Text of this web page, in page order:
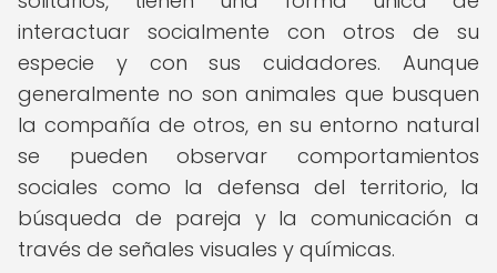
interactuar socialmente con otros de su
especie y con sus cuidadores. Aunque
generalmente no son animales que busquen
la compañía de otros, en su entorno natural
se pueden observar comportamientos
sociales como la defensa del territorio, la
búsqueda de pareja y la comunicación a
través de señales visuales y químicas.